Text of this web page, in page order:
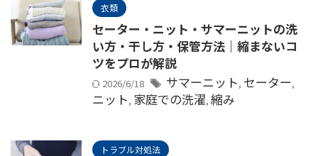
衣類
セーター・ニット・サマーニットの洗
い方・干し方・保管方法｜縮まないコ
ツをプロが解説
2026/6/18 サマーニット, セーター,
ニット, 家庭での洗濯, 縮み
トラブル対処法